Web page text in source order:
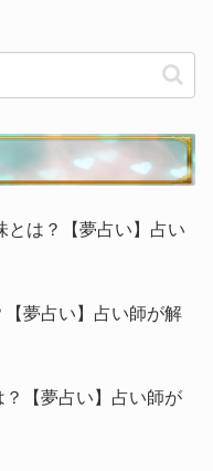
とは？【夢占い】占い
夢占い】占い師が解
【夢占い】占い師が